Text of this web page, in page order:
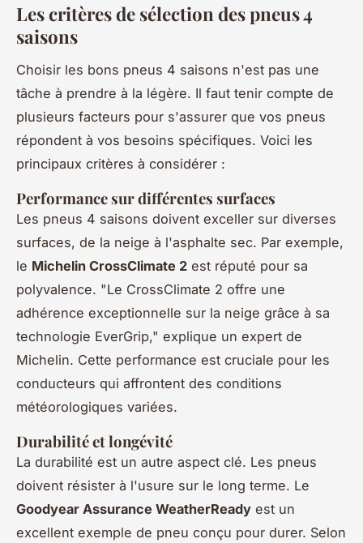
Les critères de sélection des pneus 4
saisons
Choisir les bons pneus 4 saisons n'est pas une
tâche à prendre à la légère. Il faut tenir compte de
plusieurs facteurs pour s'assurer que vos pneus
répondent à vos besoins spécifiques. Voici les
principaux critères à considérer :
Performance sur différentes surfaces
Les pneus 4 saisons doivent exceller sur diverses
surfaces, de la neige à l'asphalte sec. Par exemple,
le Michelin CrossClimate 2 est réputé pour sa
polyvalence. "Le CrossClimate 2 offre une
adhérence exceptionnelle sur la neige grâce à sa
technologie EverGrip," explique un expert de
Michelin. Cette performance est cruciale pour les
conducteurs qui affrontent des conditions
météorologiques variées.
Durabilité et longévité
La durabilité est un autre aspect clé. Les pneus
doivent résister à l'usure sur le long terme. Le
Goodyear Assurance WeatherReady est un
excellent exemple de pneu conçu pour durer. Selon